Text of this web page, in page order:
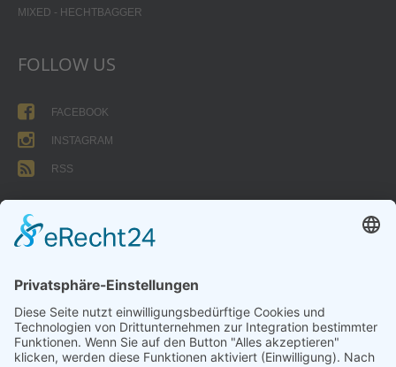
MIXED - HECHTBAGGER
FOLLOW US
FACEBOOK
INSTAGRAM
RSS
FORMULARE
Abteilungsbeitrag aktive Spieler:
Jugendliche unter 18: 25 EUR
Erwachsene: 50 EUR
UMMELDEANTRAG
ÜBUNGSLEITERZUWENDUNGEN